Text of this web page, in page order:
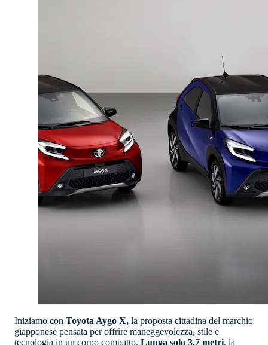
Iniziamo con Toyota Aygo X, la proposta cittadina del marchio
giapponese pensata per offrire maneggevolezza, stile e
tecnologia in un corpo compatto. Lunga solo 3,7 metri, la